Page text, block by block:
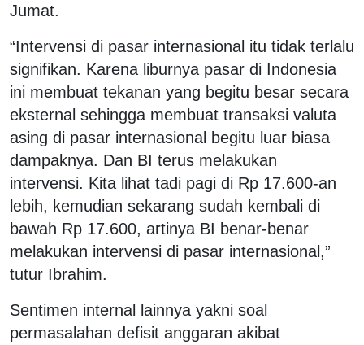
Jumat.
“Intervensi di pasar internasional itu tidak terlalu
signifikan. Karena liburnya pasar di Indonesia
ini membuat tekanan yang begitu besar secara
eksternal sehingga membuat transaksi valuta
asing di pasar internasional begitu luar biasa
dampaknya. Dan BI terus melakukan
intervensi. Kita lihat tadi pagi di Rp 17.600-an
lebih, kemudian sekarang sudah kembali di
bawah Rp 17.600, artinya BI benar-benar
melakukan intervensi di pasar internasional,”
tutur Ibrahim.
Sentimen internal lainnya yakni soal
permasalahan defisit anggaran akibat